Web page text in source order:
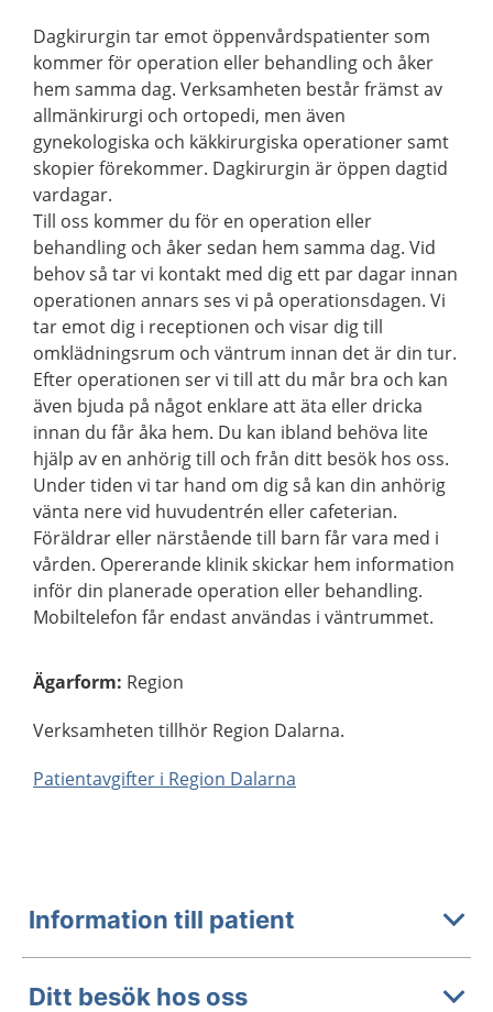
Dagkirurgin tar emot öppenvårdspatienter som
kommer för operation eller behandling och åker
hem samma dag. Verksamheten består främst av
allmänkirurgi och ortopedi, men även
gynekologiska och käkkirurgiska operationer samt
skopier förekommer. Dagkirurgin är öppen dagtid
vardagar.
Till oss kommer du för en operation eller
behandling och åker sedan hem samma dag. Vid
behov så tar vi kontakt med dig ett par dagar innan
operationen annars ses vi på operationsdagen. Vi
tar emot dig i receptionen och visar dig till
omklädningsrum och väntrum innan det är din tur.
Efter operationen ser vi till att du mår bra och kan
även bjuda på något enklare att äta eller dricka
innan du får åka hem. Du kan ibland behöva lite
hjälp av en anhörig till och från ditt besök hos oss.
Under tiden vi tar hand om dig så kan din anhörig
vänta nere vid huvudentrén eller cafeterian.
Föräldrar eller närstående till barn får vara med i
vården. Opererande klinik skickar hem information
inför din planerade operation eller behandling.
Mobiltelefon får endast användas i väntrummet.
Ägarform: Region
Verksamheten tillhör Region Dalarna.
Patientavgifter i Region Dalarna
Information till patient
Ditt besök hos oss